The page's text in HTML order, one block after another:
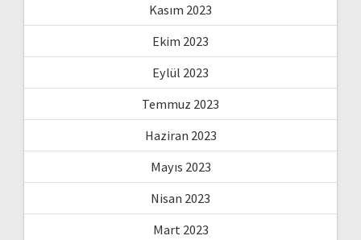
Kasım 2023
Ekim 2023
Eylül 2023
Temmuz 2023
Haziran 2023
Mayıs 2023
Nisan 2023
Mart 2023